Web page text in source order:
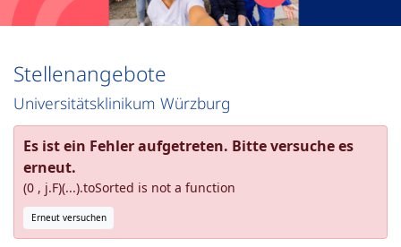
Stellenangebote
Universitätsklinikum Würzburg
Es ist ein Fehler aufgetreten. Bitte versuche es
erneut.
(0 , j.F)(...).toSorted is not a function
Erneut versuchen